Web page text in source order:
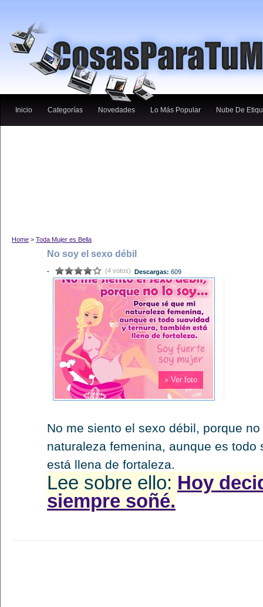
Inicio Categorías Novedades Lo Más Popular Nube De
Home > Toda Mujer es Bella
No soy el sexo débil
- (4 votos) Descargas: 609
» Ver foto
No me siento el sexo débil, porque
naturaleza femenina, aunque es todo
está llena de fortaleza.
Lee sobre ello: Hoy
siempre soñé.